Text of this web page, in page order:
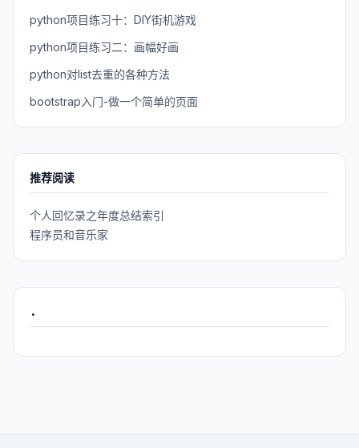
python项目练习十：DIY街机游戏
python项目练习二：画幅好画
python对list去重的各种方法
bootstrap入门-做一个简单的页面
推荐阅读
个人回忆录之年度总结索引
程序员和音乐家
.